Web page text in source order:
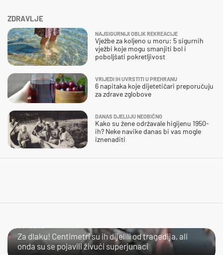
ZDRAVLJE
NAJSIGURNIJI OBLIK REKREACIJE
Vježbe za koljeno u moru: 5 sigurnih
vježbi koje mogu smanjiti bol i
poboljšati pokretljivost
VRIJEDI IH UVRSTITI U PREHRANU
6 napitaka koje dijetetičari preporučuju
za zdrave zglobove
DANAS DJELUJU NEOBIČNO
Kako su žene održavale higijenu 1950-
ih? Neke navike danas bi vas mogle
iznenaditi
ČOVJEČE…
Za dlaku! Centimetri su ih dijelili od tragedija, ali
onda su se pojavili živući superjunaci